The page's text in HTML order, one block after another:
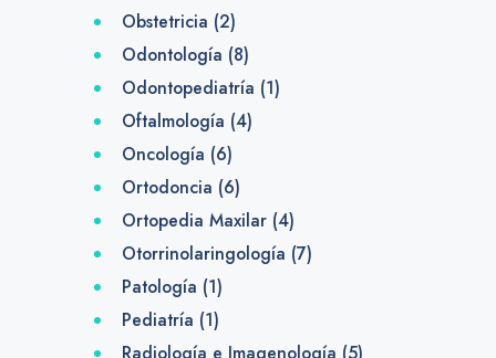
Obstetricia (2)
Odontología (8)
Odontopediatría (1)
Oftalmología (4)
Oncología (6)
Ortodoncia (6)
Ortopedia Maxilar(4)
Otorrinolaringología (7)
Patología (1)
Pediatría (1)
Radiología e Imagenología (5)